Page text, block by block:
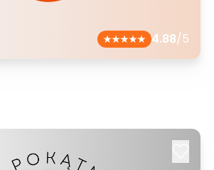
4.88/5